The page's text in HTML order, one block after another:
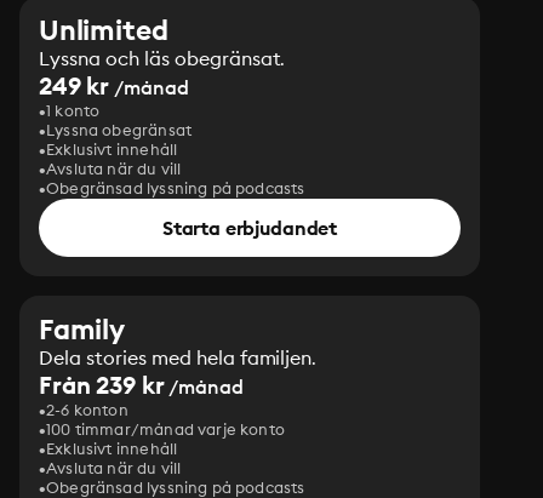
Unlimited
Lyssna och läs obegränsat.
249 kr /månad
1 konto
Lyssna obegränsat
Exklusivt innehåll
Avsluta när du vill
Obegränsad lyssning på podcasts
Starta erbjudandet
Family
Dela stories med hela familjen.
Från 239 kr/månad
2-6 konton
100 timmar/månad varje konto
Exklusivt innehåll
Avsluta när du vill
Obegränsad lyssning på podcasts